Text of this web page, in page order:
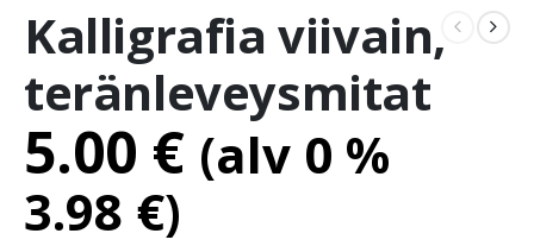
Kalligrafia viivain,
teränleveysmitat
5.00 € (alv 0 %
3.98 €)